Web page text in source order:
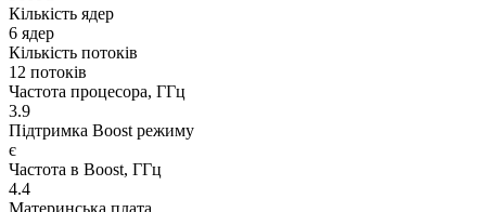
Кількість ядер
6 ядер
Кількість потоків
12 потоків
Частота процесора, ГГц
3.9
Підтримка Boost режиму
є
Частота в Boost, ГГц
4.4